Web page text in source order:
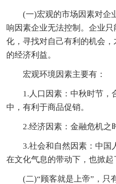
(一)宏观的市场因素对企
响因素企业无法控制。企业
化，寻找对自己有利的机会
的经济利益。
宏观环境因素主要有：
1.人口因素：中秋时节，
中，有利于商品促销。
2.经济因素：金融危机之
3.社会和自然因素：中国
在文化气息的带动下，也掀起
(二)“顾客就是上帝”，只